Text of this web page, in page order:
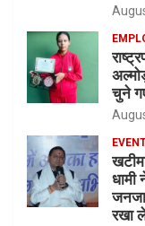
चुने
धामी
रखा